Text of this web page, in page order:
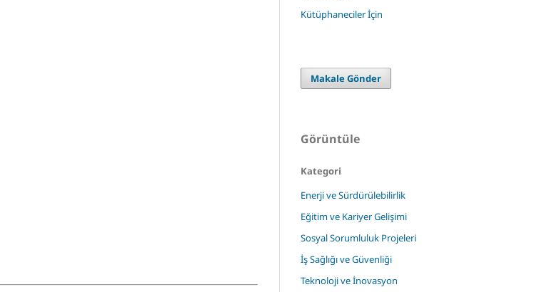
Kütüphaneciler İçin
Makale Gönder
Görüntüle
Kategori
Enerji ve Sürdürülebilirlik
Eğitim ve Kariyer Gelişimi
Sosyal Sorumluluk Projeleri
İş Sağlığı ve Güvenliği
Teknoloji ve İnovasyon